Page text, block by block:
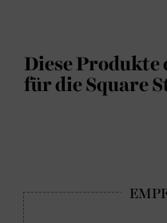
Diese Produkte
für die Square